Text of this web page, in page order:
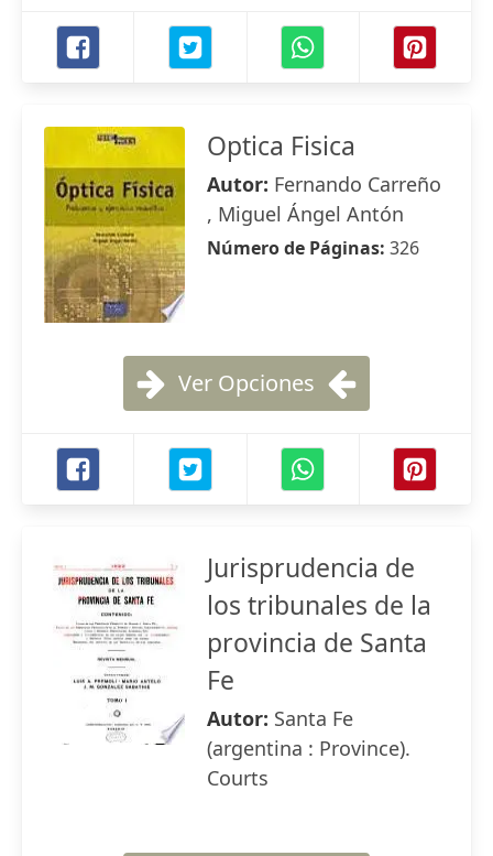
Optica Fisica
Autor: Fernando Carreño
, Miguel Ángel Antón
Número de Páginas: 326
Ver Opciones
Jurisprudencia de
los tribunales de la
provincia de Santa
Fe
Autor: Santa Fe
(argentina : Province).
Courts